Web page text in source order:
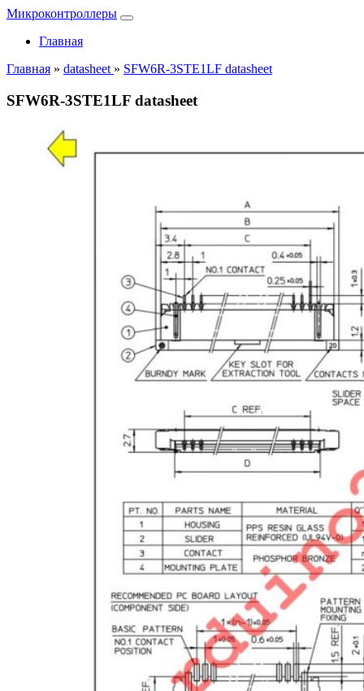
Микроконтроллеры
Главная
Главная » datasheet » SFW6R-3STE1LF datasheet
SFW6R-3STE1LF datasheet